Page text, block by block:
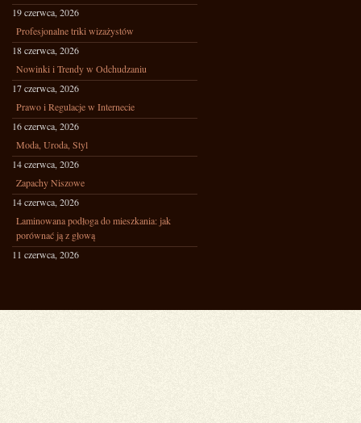
19 czerwca, 2026
Profesjonalne triki wizażystów
18 czerwca, 2026
Nowinki i Trendy w Odchudzaniu
17 czerwca, 2026
Prawo i Regulacje w Internecie
16 czerwca, 2026
Moda, Uroda, Styl
14 czerwca, 2026
Zapachy Niszowe
14 czerwca, 2026
Laminowana podłoga do mieszkania: jak
porównać ją z głową
11 czerwca, 2026